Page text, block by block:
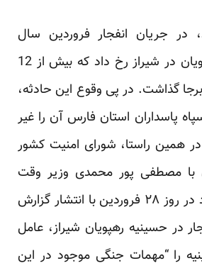
در جریان انفجار فروردین سال
گذشته حسینیه رهپویان در شیراز رخ داد که بیش از 12
زخمی برجا گذاشت. در پی وقوع این حادثه،
پاسداران استان فارس آن را ‏غیر
همین راستا، شورای امنیت کشور
با مصطفی پور محمدی وزیر ‏وقت
کشور دولت نهم بود در روز ۲۸ فروردین با انتشار گزارش
در حسینیه رهپویان ‏شیراز، عامل
را “مهمات جنگی موجود در این